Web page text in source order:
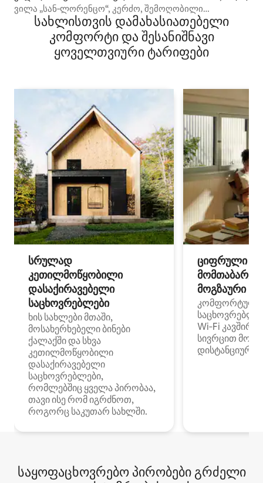
ვილა „სან‑ლორენცო“, კერძო, შემოღობილი
საცხოვრებელი კომპლექსი/დიდი აუზი
სახლისთვის დამახასიათებელი
კომფორტი და შესანიშნავი
ყოველთვიური ტარიფები
სრულად
კეთილმოწყობილი
დასაქირავებელი
საცხოვრებლები
ხის სახლები მთაში,
მოსახერხებელი ბინები
ქალაქში და სხვა
კეთილმოწყობილი
დასაქირავებელი
საცხოვრებლები,
რომლებშიც ყველა პირობაა,
თავი ისე რომ იგრძნოთ,
როგორც საკუთარ სახლში.
ციფრული
მოგზაური
კომფორტული
Wi‑Fi
სივრცით
დისტანციური
საყოფაცხოვრებო პირობები გრძელი